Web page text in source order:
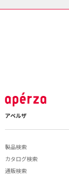
アペルザ
製品検索
カタログ検索
通販検索